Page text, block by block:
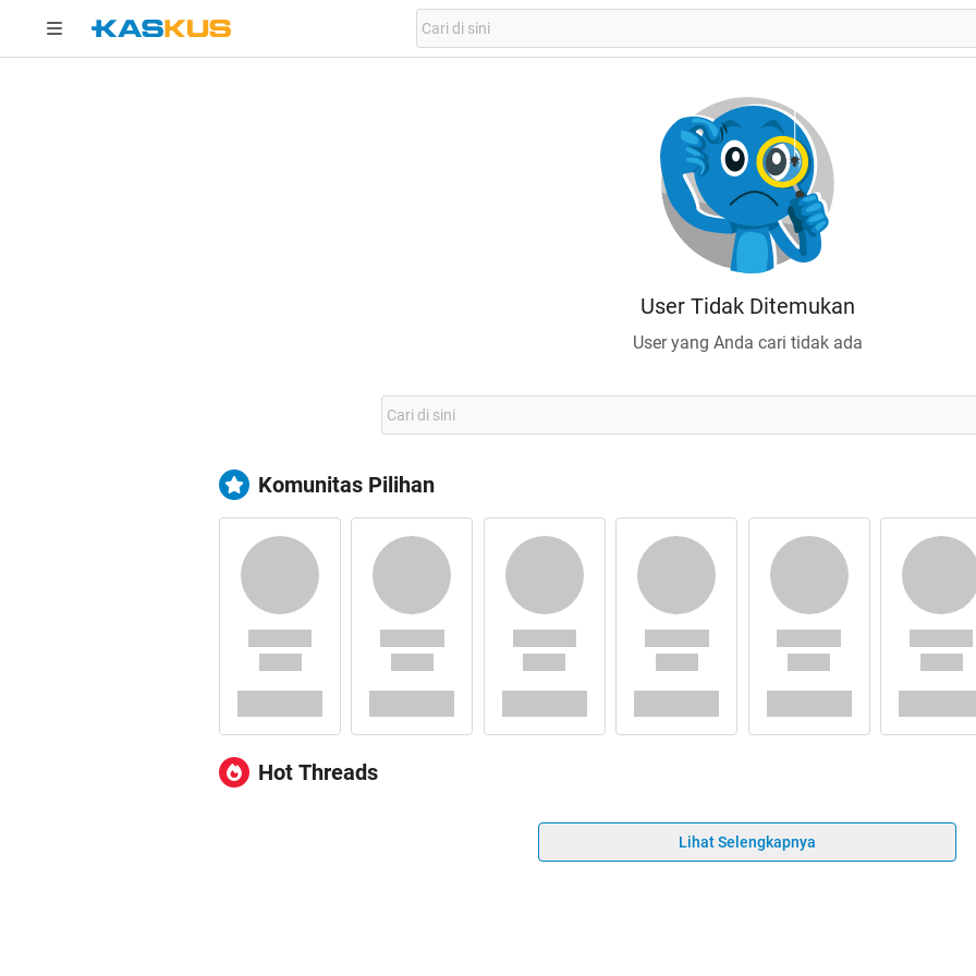
User Tidak Ditemukan
User yang Anda cari tidak ada
Komunitas Pilihan
Hot Threads
Lihat Selengkapnya